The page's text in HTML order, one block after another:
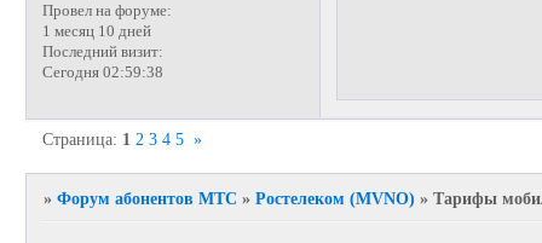
Провел на форуме:
1 месяц 10 дней
Последний визит:
Сегодня 02:59:38
Страница: 1 2 3 4 5 »
»Форум абонентов МТС »Ростелеком (MVNO) »Тарифы